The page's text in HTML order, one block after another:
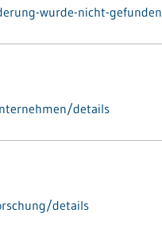
wurde-nicht-gefunden
details
details